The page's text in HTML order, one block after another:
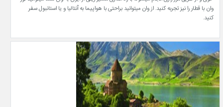
وان با قطار را نیز تجربه کنید. از وان میتوانید براحتی با هواپیما به آنتالیا و یا استانبول سفر
کنید.